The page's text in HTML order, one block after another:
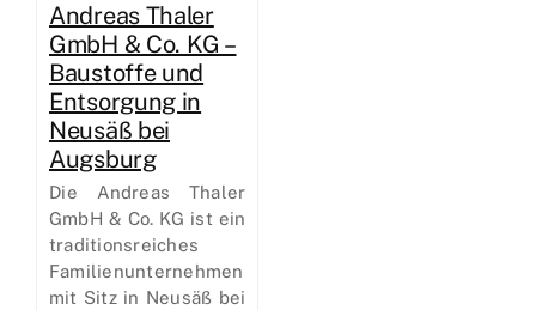
Andreas Thaler
GmbH & Co. KG –
Baustoffe und
Entsorgung in
Neusäß bei
Augsburg
Die Andreas Thaler
GmbH & Co. KG ist ein
traditionsreiches
Familienunternehmen
mit Sitz in Neusäß bei